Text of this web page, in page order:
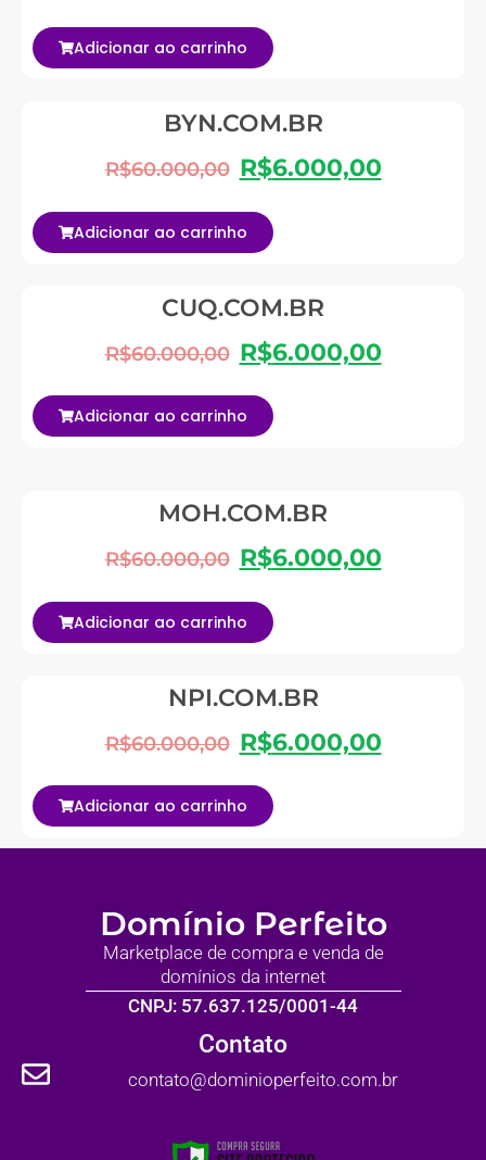
Adicionar ao carrinho
BYN.COM.BR
R$60.000,00 R$6.000,00
Adicionar ao carrinho
CUQ.COM.BR
R$60.000,00 R$6.000,00
Adicionar ao carrinho
MOH.COM.BR
R$60.000,00 R$6.000,00
Adicionar ao carrinho
NPI.COM.BR
R$60.000,00 R$6.000,00
Adicionar ao carrinho
Domínio Perfeito
Marketplace de compra e venda de
domínios da internet
CNPJ: 57.637.125/0001-44
Contato
contato@dominioperfeito.com.br